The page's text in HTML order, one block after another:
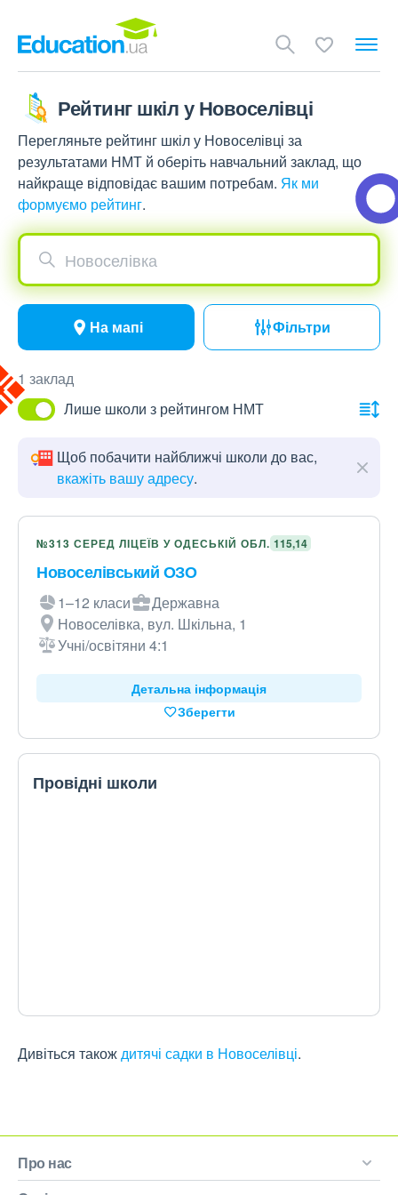
Рейтинг шкіл у Новоселівці
Перегляньте рейтинг шкіл у Новоселівці за
результатами НМТ й оберіть навчальний заклад, що
найкраще відповідає вашим потребам. Як ми
формуємо рейтинг.
Новоселівка
На мапі Фільтри
1 заклад
Лише школи з рейтингом НМТ
Щоб побачити найближчі школи до вас,
вкажіть вашу адресу.
№313 СЕРЕД ЛІЦЕЇВ У ОДЕСЬКІЙ ОБЛ. 115,14
Новоселівський ОЗО
1–12 класи
Державна
Новоселівка, вул. Шкільна, 1
Учні/освітяни 4:1
Детальна інформація
Зберегти
Провідні школи
Дивіться такождитячі садки в Новоселівці.
Про нас